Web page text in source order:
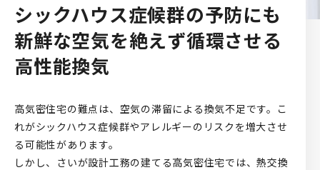
シックハウス症候群の予防にも
新鮮な空気を絶えず循環させる
高性能換気
高気密住宅の難点は、空気の滞留による換気不足です。こ
れがシックハウス症候群やアレルギーのリスクを増大させ
る可能性があります。
しかし、さいが設計工務の建てる高気密住宅では、熱交換